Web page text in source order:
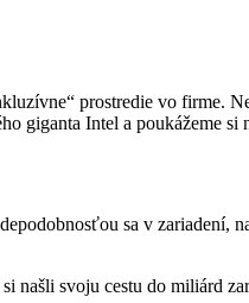
prostredie vo firme.
giganta Intel a poukážeme
sa v zariadení,
našli svoju cestu do miliárd